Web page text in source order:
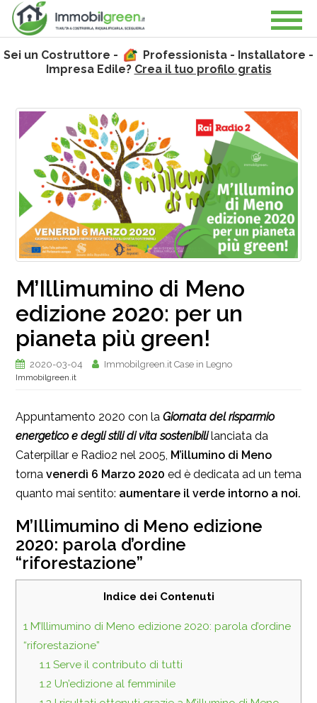
Sei un Costruttore -
Professionista - Installatore -
Impresa Edile? Crea il tuo profilo gratis
M’Illimumino di Meno
edizione 2020: per un
pianeta più green!
2020-03-04 Immobilgreen.it Case in Legno
Immobilgreen.it
Appuntamento 2020 con la Giornata del risparmio
energetico e degli stili di vita sostenibili lanciata da
Caterpillar e Radio2 nel 2005, M’illumino di Meno
torna venerdì 6 Marzo 2020 ed è dedicata ad un tema
quanto mai sentito: aumentare il verde intorno a noi.
M’Illimumino di Meno edizione
2020: parola d’ordine
“riforestazione”
Indice dei Contenuti
1 M’Illimumino di Meno edizione 2020: parola d’ordine
“riforestazione”
1.1Serve il contributo di tutti
1.2 Un’edizione al femminile